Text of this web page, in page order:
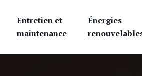
Entretien et
maintenance
Énergies